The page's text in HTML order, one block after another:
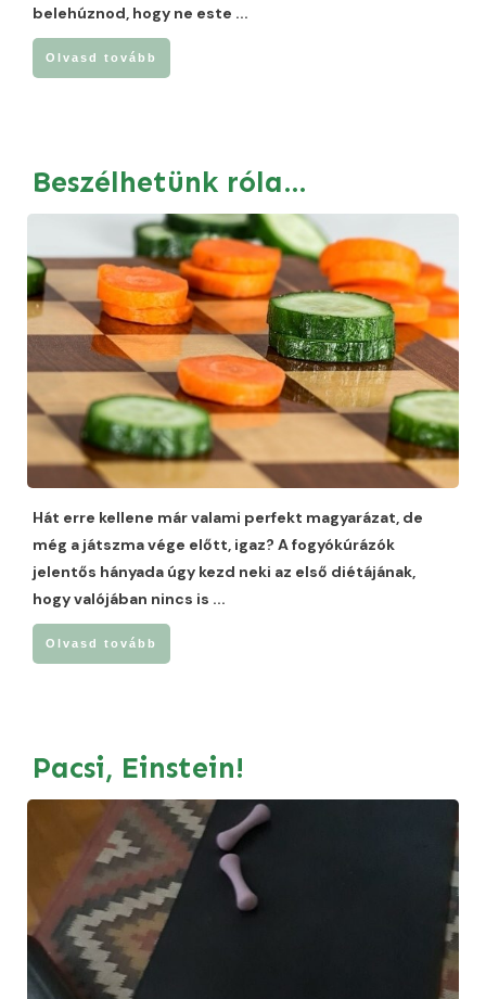
belehúznod, hogy ne este ...
Olvasd tovább
Beszélhetünk róla…
Hát erre kellene már valami perfekt magyarázat, de
még a játszma vége előtt, igaz? A fogyókúrázók
jelentős hányada úgy kezd neki az első diétájának,
hogy valójában nincs is ...
Olvasd tovább
Pacsi, Einstein!